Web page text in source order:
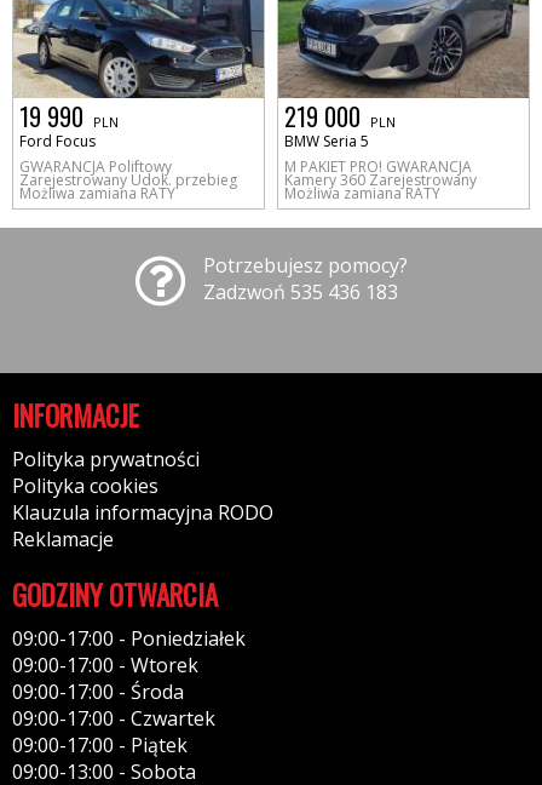
19 990 PLN
Ford Focus
GWARANCJA Poliftowy
Zarejestrowany Udok. przebieg
Możliwa zamiana RATY
219 000 PLN
BMW Seria 5
M PAKIET PRO! GWARANCJA
Kamery 360 Zarejestrowany
Możliwa zamiana RATY
Potrzebujesz pomocy?
Zadzwoń 535 436 183
INFORMACJE
Polityka prywatności
Polityka cookies
Klauzula informacyjna RODO
Reklamacje
GODZINY OTWARCIA
09:00-17:00 - Poniedziałek
09:00-17:00 - Wtorek
09:00-17:00 - Środa
09:00-17:00 - Czwartek
09:00-17:00 - Piątek
09:00-13:00 - Sobota